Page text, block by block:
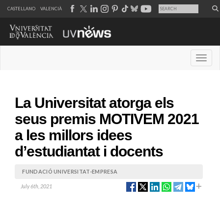
CASTELLANO VALENCIÀ
La Universitat atorga els
seus premis MOTIVEM 2021
a les millors idees
d’estudiantat i docents
FUNDACIÓ UNIVERSITAT-EMPRESA
July 6th, 2021